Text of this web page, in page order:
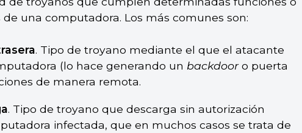
una computadora. Los más comunes son:
. Tipo de troyano mediante el que el atacante
(lo hace generando un backdooro puerta
de manera remota.
. Tipo de troyano que descarga sin autorización
infectada, que en muchos casos se trata de